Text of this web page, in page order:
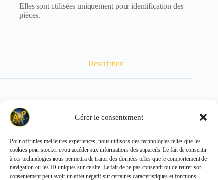
Gérer le consentement
Pour offrir les meilleures expériences, nous utilisons des technologies telles que les
cookies pour stocker et/ou accéder aux informations des appareils. Le fait de consentir
à ces technologies nous permettra de traiter des données telles que le comportement de
navigation ou les ID uniques sur ce site. Le fait de ne pas consentir ou de retirer son
consentement peut avoir un effet négatif sur certaines caractéristiques et fonctions.
Elles sont utilisées uniquement pour identification des
pièces.
Description
POIDS :
Copyright © 2026 - ALL PARTS FRANCE SAS